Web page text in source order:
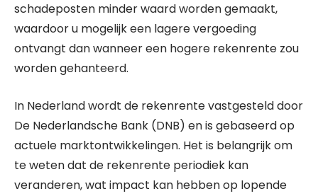
schadeposten minder waard worden gemaakt,
waardoor u mogelijk een lagere vergoeding
ontvangt dan wanneer een hogere rekenrente zou
worden gehanteerd.
In Nederland wordt de rekenrente vastgesteld door
De Nederlandsche Bank (DNB) en is gebaseerd op
actuele marktontwikkelingen. Het is belangrijk om
te weten dat de rekenrente periodiek kan
veranderen, wat impact kan hebben op lopende